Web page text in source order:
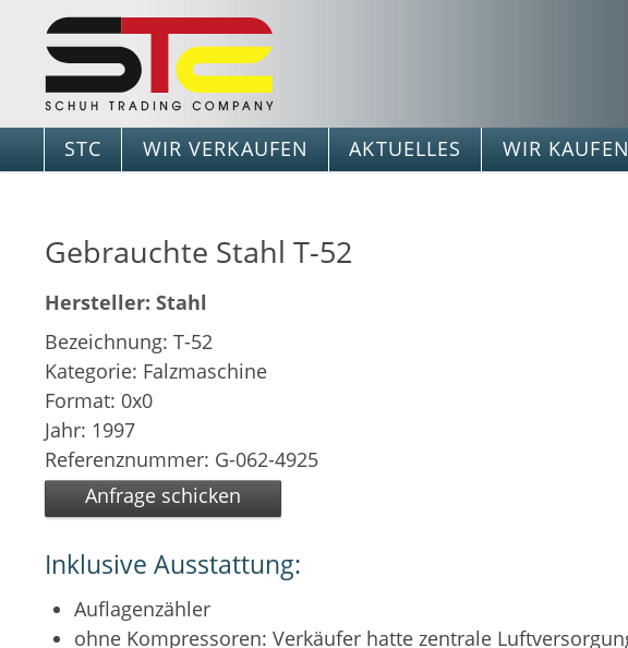
STC WIR VERKAUFEN AKTUELLES WIR KAUFEN
Gebrauchte Stahl T-52
Hersteller: Stahl
Bezeichnung: T-52
Kategorie: Falzmaschine
Format: 0x0
Jahr: 1997
Referenznummer: G-062-4925
Anfrage schicken
Inklusive Ausstattung:
Auflagenzähler
ohne Kompressoren: Verkäufer hatte zentrale